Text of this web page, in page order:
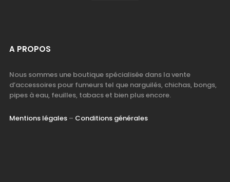
A PROPOS
Nous sommes une boutique spécialisée dans la vente
d’accessoires pour fumeurs tel que narguilés, chichas, bongs,
pipes à eau, feuilles, tabacs et bien plus encore.
Mentions légales– Conditions générales